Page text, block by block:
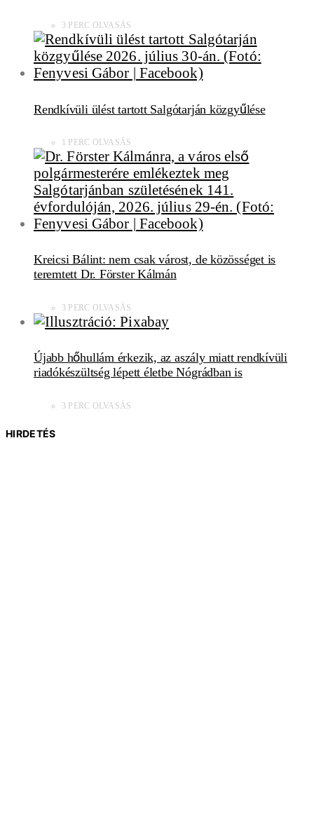
3 PERC OLVASÁS
Rendkívüli ülést tartott Salgótarján közgyűlése
1 PERC OLVASÁS
Kreicsi Bálint: nem csak várost, de közösséget is
teremtett Dr. Förster Kálmán
3 PERC OLVASÁS
Újabb hőhullám érkezik, az aszály miatt rendkívüli
riadókészültség lépett életbe Nógrádban is
3 PERC OLVASÁS
HIRDETÉS